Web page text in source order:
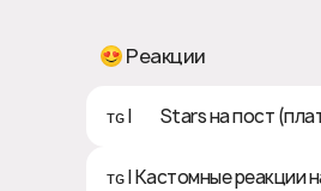
Реакции
ᴛɢ | ⭐ Stars на пост
ᴛɢ | Кастомные реакции